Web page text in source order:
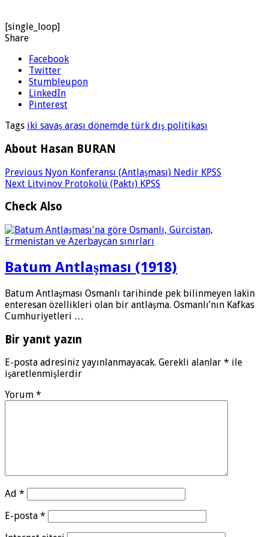
[single_loop]
Share
Facebook
Twitter
Stumbleupon
LinkedIn
Pinterest
Tags iki savaş arası dönemde türk dış politikası
About Hasan BURAN
Previous Nyon Konferansı (Antlaşması) Nedir KPSS
Next Litvinov Protokolü (Paktı) KPSS
Check Also
Batum Antlaşması (1918)
Batum Antlaşması Osmanlı tarihinde pek bilinmeyen lakin
enteresan özellikleri olan bir antlaşma. Osmanlı’nın Kafkas
Cumhuriyetleri …
Bir yanıt yazın
E-posta adresiniz yayınlanmayacak. Gerekli alanlar * ile
işaretlenmişlerdir
Yorum *
Ad *
E-posta *